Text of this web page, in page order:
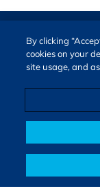
Notícias
O Bora Investir,
oferece notícias
composta por
sólido e
By clicking
cookies on your
site usage, and